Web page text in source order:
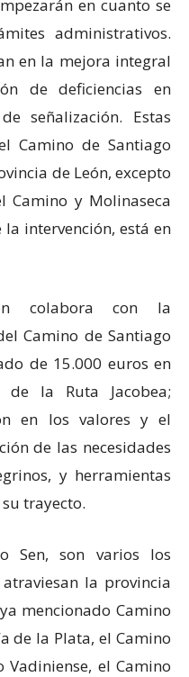
en cuanto se
administrativos.
en la mejora integral
de deficiencias en
señalización. Estas
Camino de Santiago
de León, excepto
Camino y Molinaseca
intervención, está en
colabora con la
Camino de Santiago
de 15.000 euros en
la Ruta Jacobea;
en los valores y el
de las necesidades
y herramientas
trayecto.
Sen, son varios los
la provincia
mencionado Camino
de la Plata, el Camino
Vadiniense, el Camino